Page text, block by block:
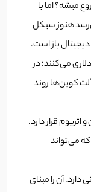
میشه؟ اما با
هنوز سیکل
دیجیتال باز است.
صحبت از بیت کوین 150 هزار دلاری می‌کنند؛ در
کوین‌ها روند
قرار دارد.
که می‌تواند
آن را مبنای